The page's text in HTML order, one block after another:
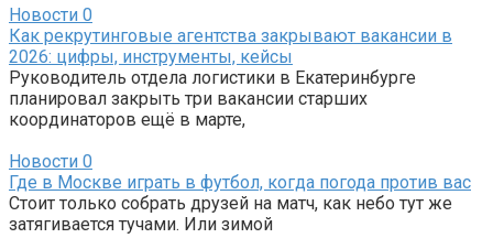
Новости 0
Как рекрутинговые агентства закрывают вакансии в
2026: цифры, инструменты, кейсы
Руководитель отдела логистики в Екатеринбурге
планировал закрыть три вакансии старших
координаторов ещё в марте,
Новости 0
Где в Москве играть в футбол, когда погода против вас
Стоит только собрать друзей на матч, как небо тут же
затягивается тучами. Или зимой